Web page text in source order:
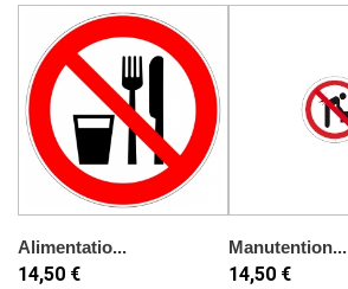
Alimentatio...
14,50 €
Manutention...
14,50 €